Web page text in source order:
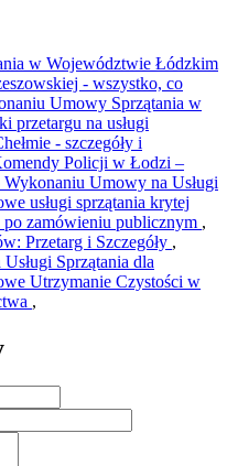
w Województwie Łódzkim
- wszystko, co
Umowy Sprzątania w
przetargu na usługi
- szczegóły i
Policji w Łodzi –
Wykonaniu Umowy na Usługi
usługi sprzątania krytej
zamówieniu publicznym ,
Przetarg i Szczegóły ,
Sprzątania dla
Utrzymanie Czystości w
,